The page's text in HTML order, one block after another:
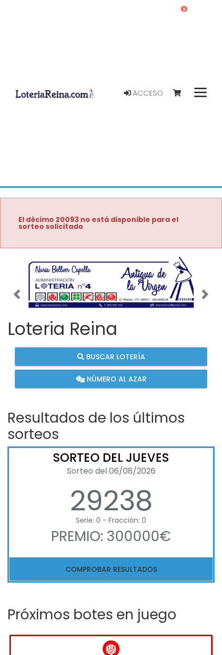
ACCESO
0
El décimo 20093 no está disponible para el
sorteo solicitado
Imagen anterior
Loteria Reina
BUSCAR LOTERÍA
NÚMERO AL AZAR
Resultados de los últimos
sorteos
SORTEO DEL JUEVES
Sorteo del 06/08/2026
29238
Serie: 0 - Fracción: 0
PREMIO: 300000€
COMPROBAR RESULTADOS
Próximos botes en juego